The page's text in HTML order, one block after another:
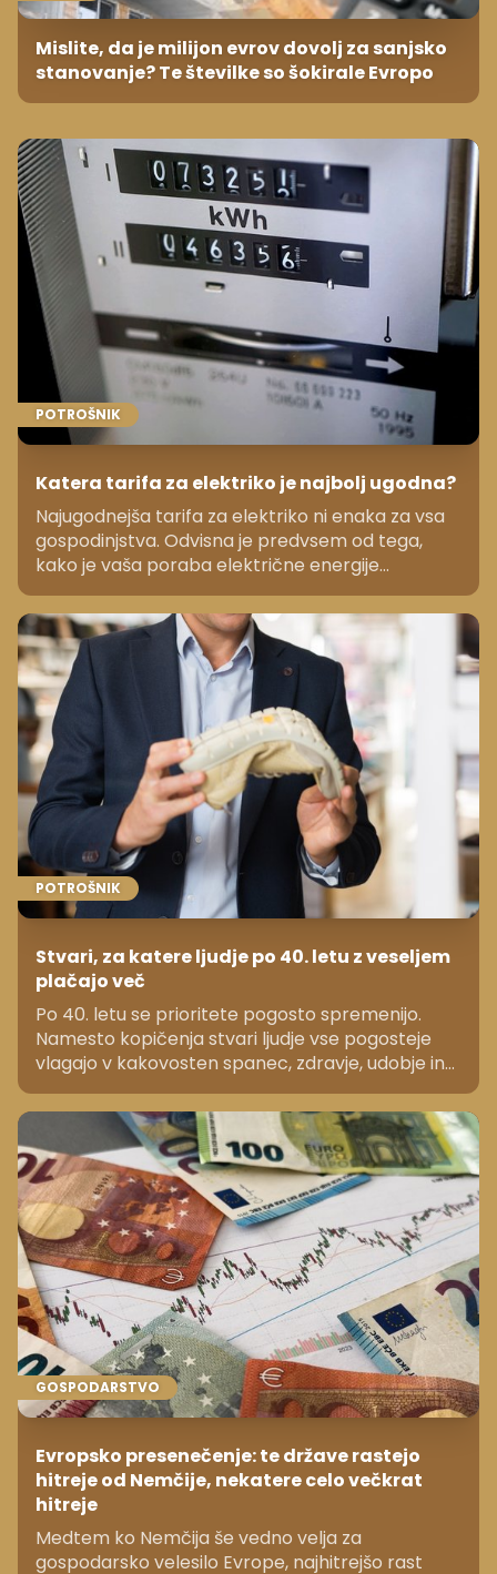
Mislite, da je milijon evrov dovolj za sanjsko
stanovanje? Te številke so šokirale Evropo
POTROŠNIK
Katera tarifa za elektriko je najbolj ugodna?
Najugodnejša tarifa za elektriko ni enaka za vsa
gospodinjstva. Odvisna je predvsem od tega,
kako je vaša poraba električne energije
razporejena čez dan.
POTROŠNIK
Stvari, za katere ljudje po 40. letu z veseljem
plačajo več
Po 40. letu se prioritete pogosto spremenijo.
Namesto kopičenja stvari ljudje vse pogosteje
vlagajo v kakovosten spanec, zdravje, udobje in
nepozabna doživetja. Zakaj?
GOSPODARSTVO
Evropsko presenečenje: te države rastejo
hitreje od Nemčije, nekatere celo večkrat
hitreje
Medtem ko Nemčija še vedno velja za
gospodarsko velesilo Evrope, najhitrejšo rast